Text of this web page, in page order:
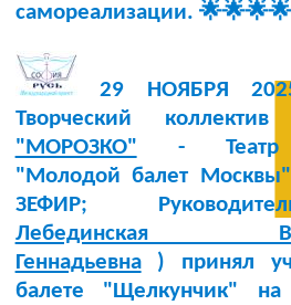
самореализации.
29 НОЯБРЯ
Творческий коллектив
"МОРОЗКО" - Театр
"Молодой балет Москвы"
ЗЕФИР;
Лебединская
Геннадьевна) принял
балете "Щелкунчик"